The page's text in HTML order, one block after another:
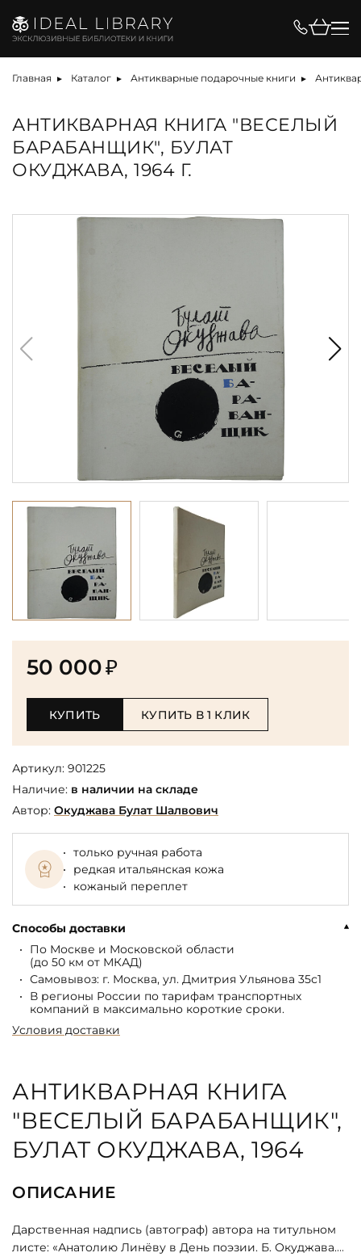
Главная Каталог Антикварные подарочные книги
АНТИКВАРНАЯ КНИГА "ВЕСЕЛЫЙ
БАРАБАНЩИК", БУЛАТ
ОКУДЖАВА, 1964 Г.
50 000₽
КУПИТЬ КУПИТЬ В 1 КЛИК
Артикул: 901225
Наличие: в наличии на складе
Автор: Окуджава Булат Шалвович
только ручная работа
редкая итальянская кожа
кожаный переплет
Способы доставки
По Москве и Московской области
(до 50 км от МКАД)
Самовывоз: г. Москва, ул. Дмитрия Ульянова 35с1
В регионы России по тарифам транспортных
компаний в максимально короткие сроки.
Условия доставки
АНТИКВАРНАЯ КНИГА
"ВЕСЕЛЫЙ БАРАБАНЩИК",
БУЛАТ ОКУДЖАВА, 1964
ОПИСАНИЕ
Дарственная надпись (автограф) автора на титульном
листе: «Анатолию Линёву в День поэзии. Б. Окуджава.